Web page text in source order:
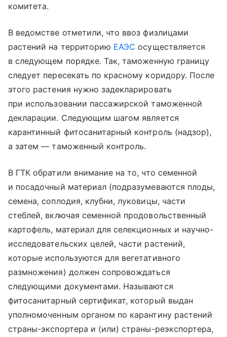
комитета.
В ведомстве отметили, что ввоз физлицами
растений на территорию ЕАЭС осуществляется
в следующем порядке. Так, таможенную границу
следует пересекать по красному коридору. После
этого растения нужно задекларировать
при использовании пассажирской таможенной
декларации. Следующим шагом является
карантинный фитосанитарный контроль (надзор),
а затем — таможенный контроль.
В ГТК обратили внимание на то, что семенной
и посадочный материал (подразумеваются плоды,
семена, соплодия, клубни, луковицы, части
стеблей, включая семенной продовольственный
картофель, материал для селекционных и научно-
исследовательских целей, части растений,
которые используются для вегетативного
размножения) должен сопровождаться
следующими документами. Называются
фитосанитарный сертификат, который выдан
уполномоченным органом по карантину растений
страны-экспортера и (или) страны-реэкспортера,